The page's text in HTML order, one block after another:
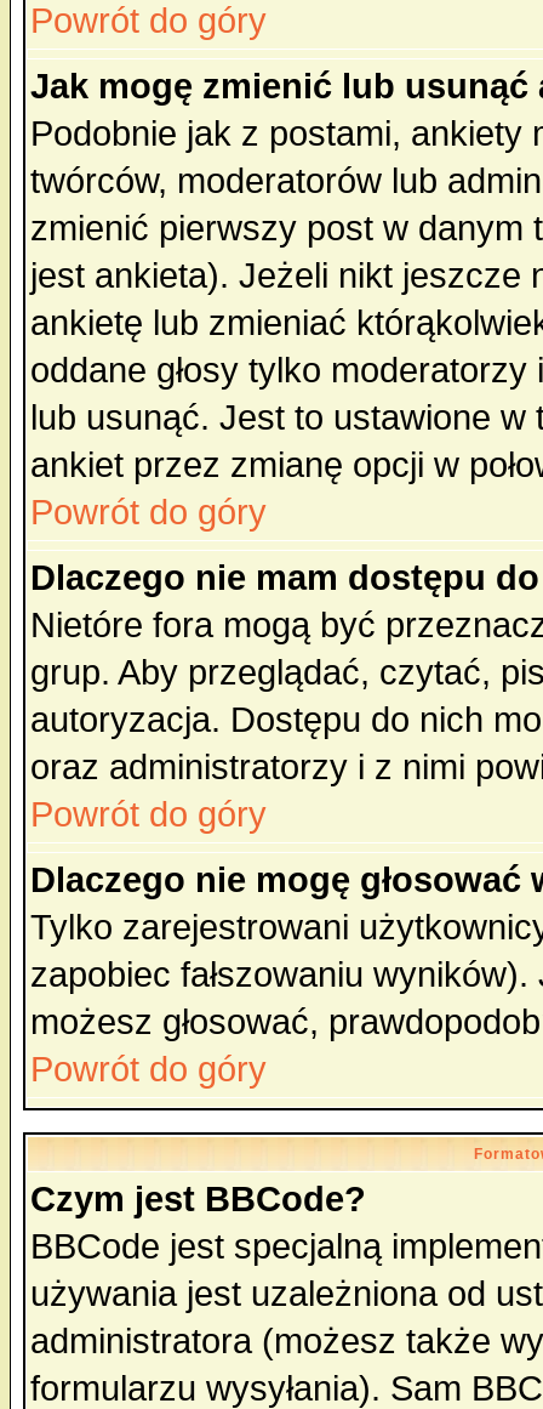
Powrót do góry
Jak mogę zmienić lub usunąć
Podobnie jak z postami,
twórców, moderatorów lub
zmienić pierwszy post w
jest ankieta). Jeżeli nikt jeszcze
ankietę lub zmieniać
oddane głosy tylko
lub usunąć. Jest to ustawione w
ankiet przez zmianę opcji w
Powrót do góry
Dlaczego nie mam dostępu
Nietóre fora mogą być
grup. Aby przeglądać, czytać,
autoryzacja. Dostępu do nich
oraz administratorzy i z nimi
Powrót do góry
Dlaczego nie mogę głosować
Tylko zarejestrowani
zapobiec fałszowaniu
możesz głosować,
Powrót do góry
Czym jest BBCode?
BBCode jest specjalną
używania jest uzależniona od
administratora (możesz także
formularzu wysyłania). Sam